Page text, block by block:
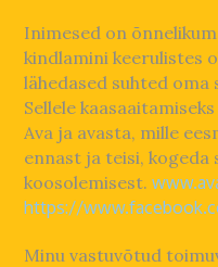
Inimesed on
kindlamini keerulistes
lähedased suhted
Sellele
Ava ja avasta, mille
ennast ja teisi,
koosolemisest.
https://
Minu vastuvõtud